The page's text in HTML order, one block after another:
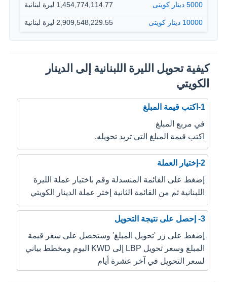
5000 دينار كويتى 1,454,774,114.77 ليرة لبنانية
10000 دينار كويتى 2,909,548,229.55 ليرة لبنانية
كيفية تحويل الليرة اللبنانية إلى الدينار
الكويتي
1-اكتب قيمة المبلغ
في مربع المبلغ
اكتب قيمة المبلغ التي تريد تحويله.
2-إختيار العملة
إضغط على القائمة المنسدلة وقم باختيار عملة الليرة
اللبنانية ثم من القائمة الثانية إختر عملة الدينار الكويتي
3- إحصل على نتيجة التحويل
إضغط على زر 'تحويل المبلغ' وستحصل على سعر قيمة
المبلغ وسعر تحويل LBP إلى KWD اليوم ومخطط بياني
لسعر التحويل في آخر عشرة أيام